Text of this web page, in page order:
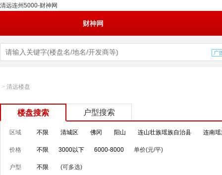
清远连州5000-财神网
财神网
> 清远楼盘
楼盘搜索 户型搜索
区域 不限 清城区 佛冈 阳山 连山壮族瑶族自治县 连南
价格 不限 3000以下 6000-8000 单价(元/平)
户型 不限 (可多选)